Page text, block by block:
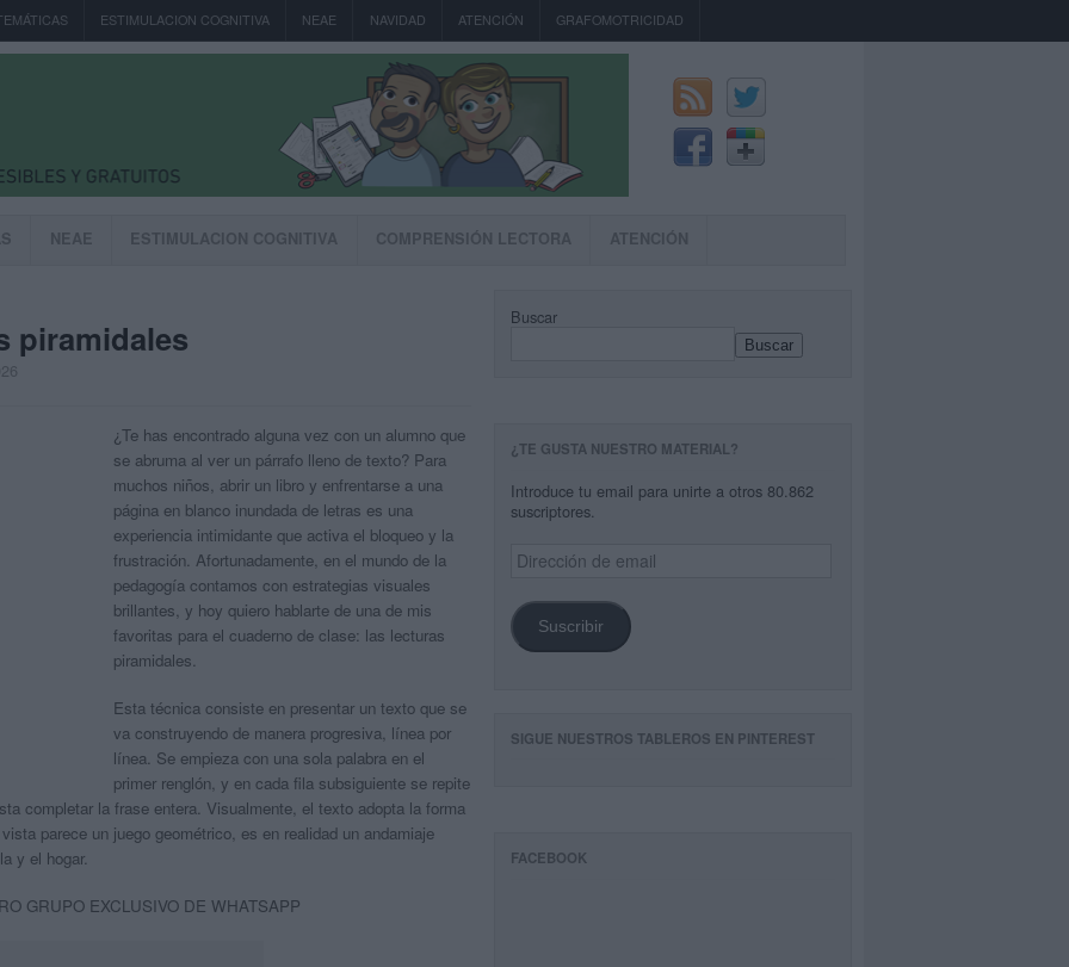
ESTIMULACION COGNITIVA NEAE NAVIDAD ATENCIÓN GRAFOMOTRICIDAD
NEAE ESTIMULACION COGNITIVA COMPRENSIÓN LECTORA ATENCIÓN
piramidales
¿Te has encontrado alguna vez con un alumno que
se abruma al ver un párrafo lleno de texto? Para
muchos niños, abrir un libro y enfrentarse a una
página en blanco inundada de letras es una
experiencia intimidante que activa el bloqueo y la
frustración. Afortunadamente, en el mundo de la
pedagogía contamos con estrategias visuales
brillantes, y hoy quiero hablarte de una de mis
favoritas para el cuaderno de clase: las lecturas
piramidales.
Esta técnica consiste en presentar un texto que se
va construyendo de manera progresiva, línea por
línea. Se empieza con una sola palabra en el
primer renglón, y en cada fila subsiguiente se repite
completar la frase entera. Visualmente, el texto adopta la forma
parece un juego geométrico, es en realidad un andamiaje
y el hogar.
GRUPO EXCLUSIVO DE WHATSAPP
Buscar
Buscar
¿TE GUSTA NUESTRO MATERIAL?
Introduce tu email para unirte a otros 80.862
suscriptores.
Dirección
de
Suscribir
SIGUE NUESTROS TABLEROS EN PINTEREST
FACEBOOK